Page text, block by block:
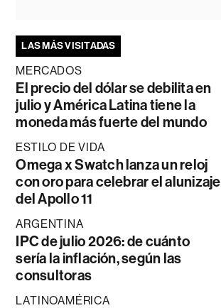
LAS MÁS VISITADAS
MERCADOS
El precio del dólar se debilita en
julio y América Latina tiene la
moneda más fuerte del mundo
ESTILO DE VIDA
Omega x Swatch lanza un reloj
con oro para celebrar el alunizaje
del Apollo 11
ARGENTINA
IPC de julio 2026: de cuánto
sería la inflación, según las
consultoras
LATINOAMÉRICA